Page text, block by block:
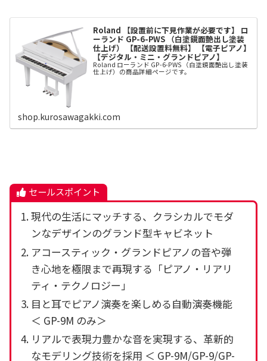
Roland 【設置前に下見作業が必要です】 ロ
ーランド GP-6-PWS （白塗鏡面艶出し塗装
仕上げ） 【配送設置料無料】 【電子ピアノ】
【デジタル・ミニ・グランドピアノ】
Roland ローランド GP-6-PWS （白塗鏡面艶出し塗装
仕上げ）の商品詳細ページです。
shop.kurosawagakki.com
セールスポイント
現代の生活にマッチする、クラシカルでモダ
ンなデザインのグランド型キャビネット
アコースティック・グランドピアノの音や弾
き心地を極限まで再現する「ピアノ・リアリ
ティ・テクノロジー」
目と耳でピアノ演奏を楽しめる自動演奏機能
＜ GP-9M のみ＞
リアルで表現力豊かな音を実現する、革新的
なモデリング技術を採用 ＜ GP-9M/GP-9/GP-